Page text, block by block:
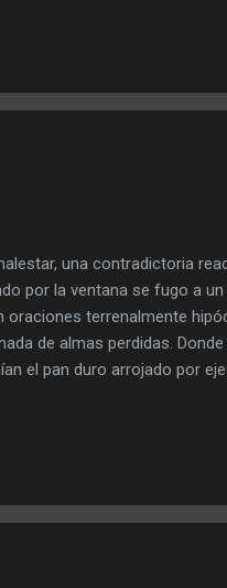
los ojos y se remonto a lo
para lo qu...
una contradictoria
por la ventana se fugo a
oraciones terrenalmente
de almas perdidas.
el pan duro arrojado por
cuerpos, así como la semilla
que se acerco, le